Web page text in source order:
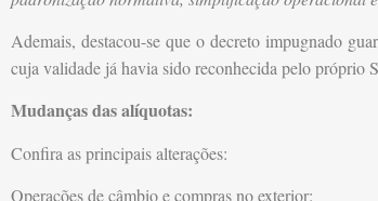
Ademais, destacou-se que o decreto impugnado
cuja validade já havia sido reconhecida pelo próprio
Mudanças das alíquotas:
Confira as principais alterações:
Operações de câmbio e compras no exterior: